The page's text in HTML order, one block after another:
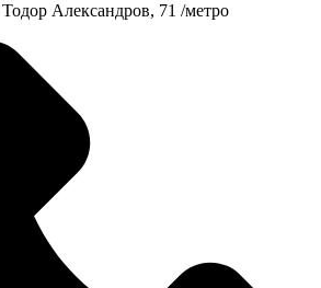
Александров, 71 /метро